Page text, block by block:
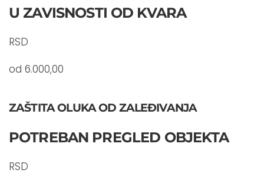
U ZAVISNOSTI OD KVARA
RSD
od 6.000,00
ZAŠTITA OLUKA OD ZALEĐIVANJA
POTREBAN PREGLED OBJEKTA
RSD